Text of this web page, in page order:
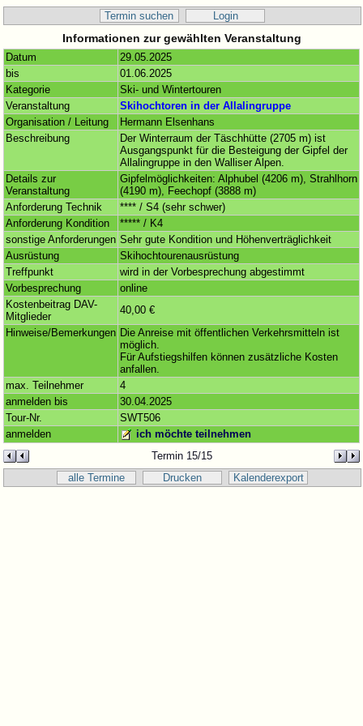
Termin suchen Login
Informationen zur gewählten Veranstaltung
Datum
29.05.2025
bis
01.06.2025
Kategorie
Ski- und Wintertouren
Veranstaltung
Skihochtoren in der Allalingruppe
Organisation / Leitung
Hermann Elsenhans
Beschreibung
Der Winterraum der Täschhütte (2705 m) ist
Ausgangspunkt für die Besteigung der Gipfel der
Allalingruppe in den Walliser Alpen.
Details zur
Veranstaltung
Gipfelmöglichkeiten: Alphubel (4206 m), Strahlhorn
(4190 m), Feechopf (3888 m)
Anforderung Technik
**** / S4 (sehr schwer)
Anforderung Kondition
***** / K4
sonstige Anforderungen Sehr gute Kondition und Höhenverträglichkeit
Ausrüstung
Skihochtourenausrüstung
Treffpunkt
wird in der Vorbesprechung abgestimmt
Vorbesprechung
online
Kostenbeitrag DAV-
Mitglieder
40,00 €
Hinweise/Bemerkungen Die Anreise mit öffentlichen Verkehrsmitteln ist
möglich.
Für Aufstiegshilfen können zusätzliche Kosten
anfallen.
max. Teilnehmer
4
anmelden bis
30.04.2025
Tour-Nr.
SWT506
anmelden
ich möchte teilnehmen
Termin 15/15
alle Termine
Drucken Kalenderexport